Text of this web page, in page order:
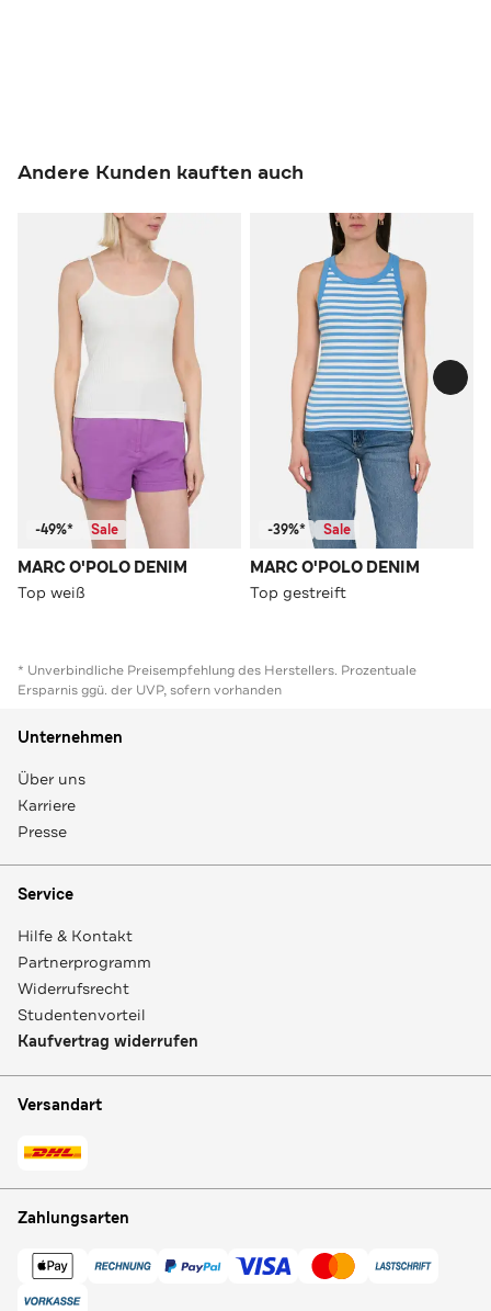
Andere Kunden kauften auch
-49%* Sale
MARC O'POLO DENIM
Top weiß
-39%* Sale
MARC O'POLO DENIM
Top gestreift
* Unverbindliche Preisempfehlung des Herstellers. Prozentuale
Ersparnis ggü. der UVP, sofern vorhanden
Unternehmen
Über uns
Karriere
Presse
Service
Hilfe & Kontakt
Partnerprogramm
Widerrufsrecht
Studentenvorteil
Kaufvertrag widerrufen
Versandart
Zahlungsarten